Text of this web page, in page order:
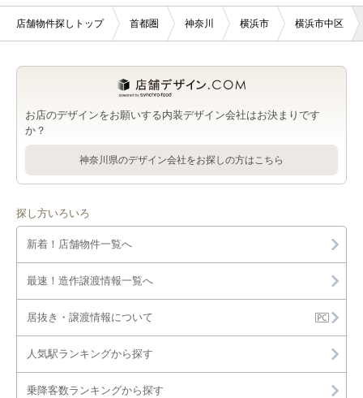
関内駅のジム・教室・スタジオを出店可能な店舗物件・貸店
舗・テナント一覧
日ノ出町駅の物販・小売を出店可能な店舗物件・貸店舗・テナ
ント一覧
伊勢佐木長者町駅の居抜き店舗物件・貸店舗・テナント一覧
黄金町駅の居抜き店舗物件・貸店舗・テナント一覧
神奈川の駐輪場の店舗物件・貸店舗・テナント一覧
店舗物件探しトップ 首都圏 神奈川 横浜市 横浜市中区
お店のデザインをお願いする内装デザイン会社はお決まりです
か？
神奈川県のデザイン会社をお探しの方はこちら
探し方いろいろ
新着！店舗物件一覧へ
最速！造作譲渡情報一覧へ
居抜き・譲渡情報について
人気駅ランキングから探す
乗降客数ランキングから探す